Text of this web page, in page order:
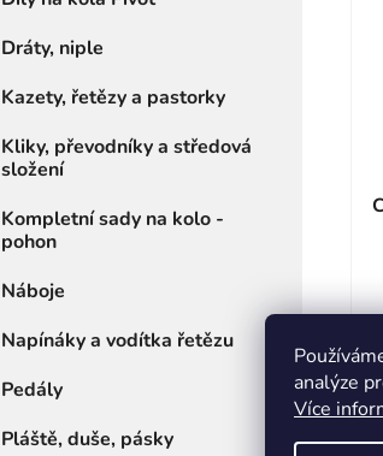
analýze
Více
Dráty, niple
Kazety, řetězy a pastorky
Kliky, převodníky a středová
složení
Kompletní sady na kolo -
pohon
Náboje
Napínáky a vodítka řetězu
Pedály
Pláště, duše, pásky